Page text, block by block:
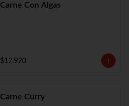
Carne Con Algas
$12.920
Carne Curry